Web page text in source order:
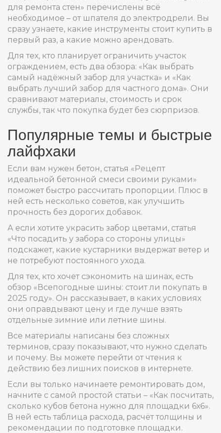
для ремонта стен» перечислены всё
необходимое – от шпателя до электродрели. Вы
сразу узнаете, какие инструменты стоит купить в
первый раз, а какие можно арендовать.
Для тех, кто планирует ограничить участок
ограждением, есть два обзора: «Как выбрать
самый надёжный забор для участка» и «Как
выбрать лучший забор для частного дома». Они
сравнивают материалы, стоимость и срок
службы, так что покупка будет без сюрпризов.
Популярные темы и быстрые
лайфхаки
Если вам нужен бетон, статья «Рецепт
идеальной бетонной смеси своими руками»
поможет быстро рассчитать пропорции. Плюс в
ней есть несколько советов, как улучшить
прочность без дорогих добавок.
А если хотите украсить забор цветами, статья
«Что посадить у забора со стороны улицы»
подскажет, какие кустарники выдержат ветер и
не потребуют постоянного ухода.
Для тех, кто хочет сэкономить на шинах, есть
обзор «Всепогодные шины: стоит ли покупать в
2025 году». Он рассказывает, в каких условиях
они оправдывают цену и где лучше взять
отдельные зимние или летние шины.
Все материалы написаны без сложных
терминов, сразу показывают, что нужно сделать
и почему. Вы можете перейти от чтения к
действию без лишних поисков в интернете.
Если вы только начинаете ремонтировать дом,
начните с самой простой статьи – «Как посчитать,
сколько кубов бетона нужно для площадки 6х6».
В ней есть таблица расхода, расчёт толщины и
рекомендации по подготовке площадки.